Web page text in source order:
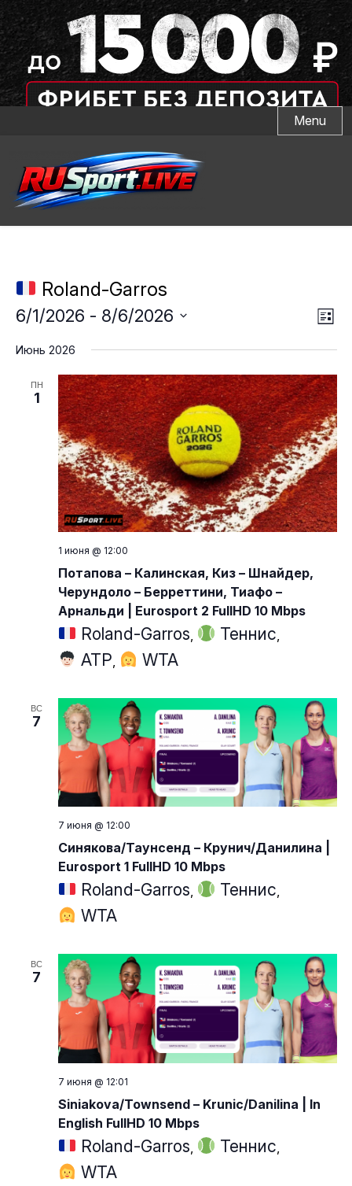
Menu
Roland-Garros
по
6/1/2026 - 8/6/2026
дату.
Июнь 2026
ПН
1
1 июня @ 12:00
Потапова – Калинская, Киз – Шнайдер,
Черундоло – Берреттини, Тиафо –
Арнальди | Eurosport 2 FullHD 10 Mbps
Roland-Garros Теннис
ATP WTA
ВС
7
7 июня @ 12:00
Синякова/Таунсенд – Крунич/Данилина |
Eurosport 1 FullHD 10 Mbps
Roland-Garros, Теннис,
WTA
ВС
7
7 июня @ 12:01
Siniakova/Townsend – Krunic/Danilina | In
English FullHD 10 Mbps
Roland-Garros Теннис
WTA